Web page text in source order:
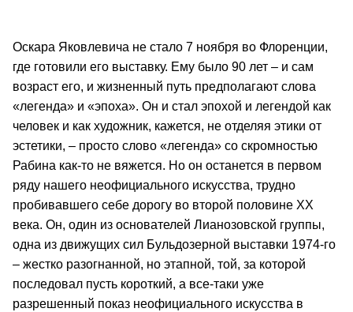
Оскара Яковлевича не стало 7 ноября во Флоренции,
где готовили его выставку. Ему было 90 лет – и сам
возраст его, и жизненный путь предполагают слова
«легенда» и «эпоха». Он и стал эпохой и легендой как
человек и как художник, кажется, не отделяя этики от
эстетики, – просто слово «легенда» со скромностью
Рабина как-то не вяжется. Но он останется в первом
ряду нашего неофициального искусства, трудно
пробивавшего себе дорогу во второй половине XX
века. Он, один из основателей Лианозовской группы,
одна из движущих сил Бульдозерной выставки 1974-го
– жестко разогнанной, но этапной, той, за которой
последовал пусть короткий, а все-таки уже
разрешенный показ неофициального искусства в